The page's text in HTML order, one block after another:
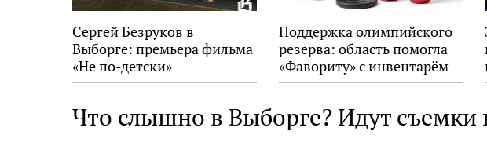
Сергей Безруков в
Выборге: премьера фильма
«Не по-детски»
Поддержка олимпийского
резерва: область помогла
«Фавориту» с инвентарём
Что слышно в Выборге? Идут съемки